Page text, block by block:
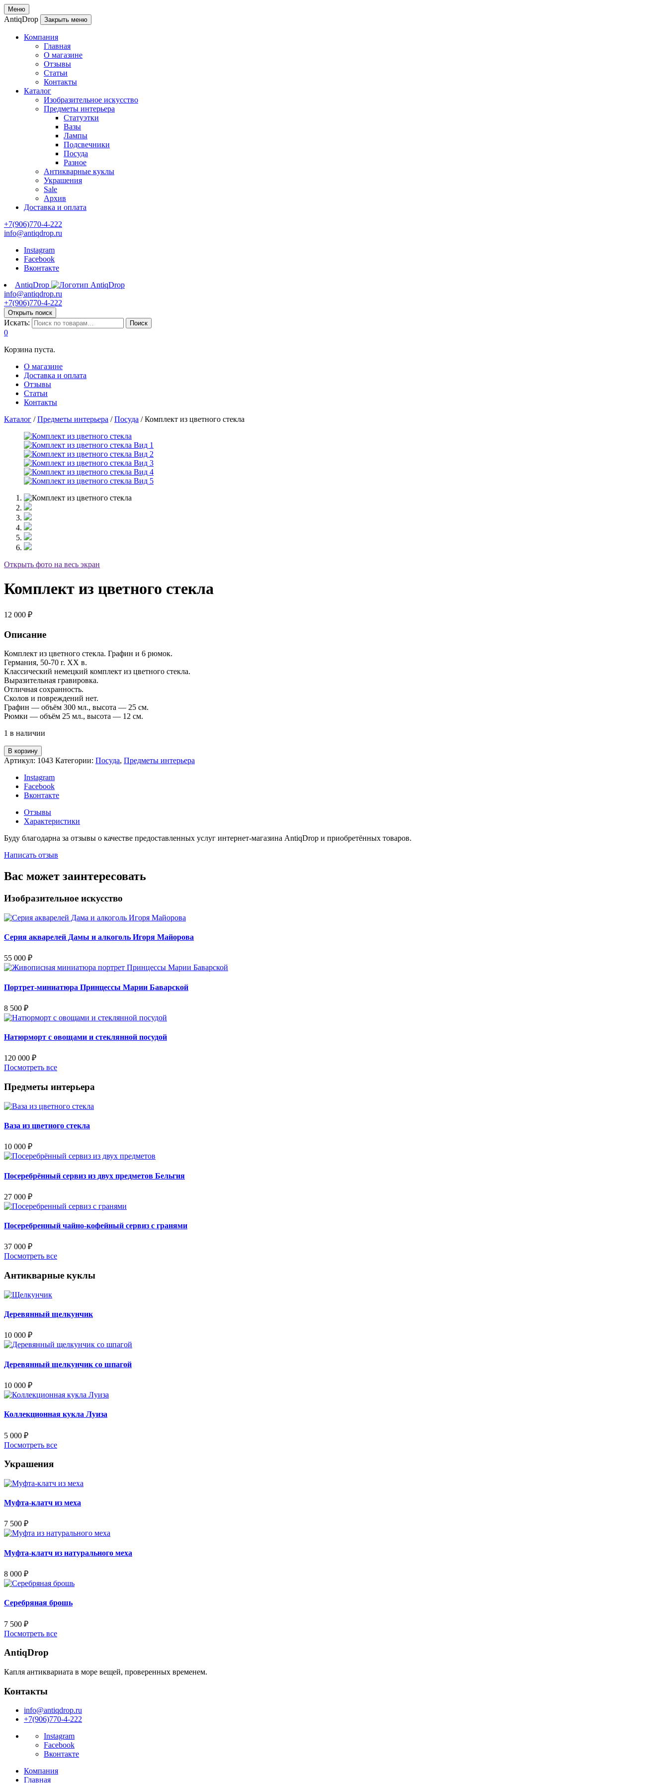
Меню
AntiqDrop Закрыть меню
Компания
Главная
О магазине
Отзывы
Статьи
Контакты
Каталог
Изобразительное искусство
Предметы интерьера
Статуэтки
Вазы
Лампы
Подсвечники
Посуда
Разное
Антикварные куклы
Украшения
Sale
Архив
Доставка и оплата
+7(906)770-4-222
info@antiqdrop.ru
Instagram
Facebook
Вконтакте
AntiqDrop
info@antiqdrop.ru
+7(906)770-4-222
Открыть поиск
Искать: Поиск
0
Корзина пуста.
О магазине
Доставка и оплата
Отзывы
Статьи
Контакты
Каталог /Предметы интерьера /Посуда /Комплект из цветного стекла
Открыть фото на весь экран
Комплект из цветного стекла
12 000 ₽
Описание
Комплект из цветного стекла. Графин и 6 рюмок.
Германия, 50-70 г. ХХ в.
Классический немецкий комплект из цветного стекла.
Выразительная гравировка.
Отличная сохранность.
Сколов и повреждений нет.
Графин — объём 300 мл., высота — 25 см.
Рюмки — объём 25 мл., высота — 12 см.
1 в наличии
В корзину
Артикул: 1043 Категории: Посуда, Предметы интерьера
Instagram
Facebook
Вконтакте
Отзывы
Характеристики
Буду благодарна за отзывы о качестве предоставленных услуг интернет-магазина AntiqDrop и приобретённых товаров.
Написать отзыв
Вас может заинтересовать
Изобразительное искусство
Серия акварелей Дамы и алкоголь Игоря Майорова
55 000 ₽
Портрет-миниатюра Принцессы Марии Баварской
8 500 ₽
Натюрморт с овощами и стеклянной посудой
120 000 ₽
Посмотреть все
Предметы интерьера
Ваза из цветного стекла
10 000 ₽
Посеребрённый сервиз из двух предметов Бельгия
27 000 ₽
Посеребренный чайно-кофейный сервиз с гранями
37 000 ₽
Посмотреть все
Антикварные куклы
Деревянный щелкунчик
10 000 ₽
Деревянный щелкунчик со шпагой
10 000 ₽
Коллекционная кукла Луиза
5 000 ₽
Посмотреть все
Украшения
Муфта-клатч из меха
7 500 ₽
Муфта-клатч из натурального меха
8 000 ₽
Серебряная брошь
7 500 ₽
Посмотреть все
AntiqDrop
Капля антиквариата в море вещей, проверенных временем.
Контакты
info@antiqdrop.ru
+7(906)770-4-222
Instagram
Facebook
Вконтакте
Компания
Главная